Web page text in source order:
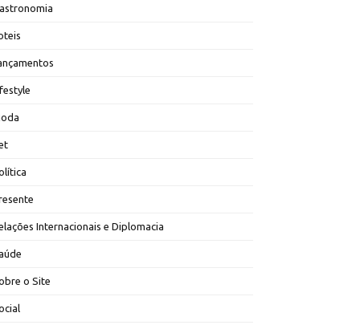
Internacionais e Diplomacia
o Site